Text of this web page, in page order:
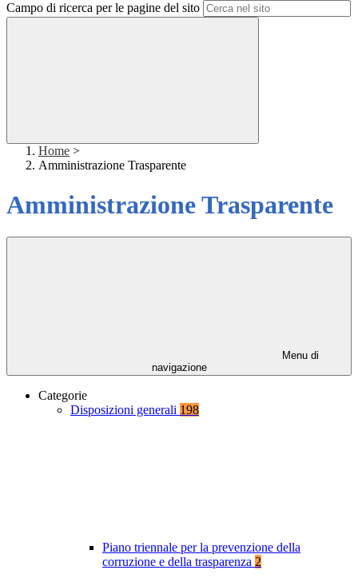
Campo di ricerca per le pagine del sito
Home >
Amministrazione Trasparente
Amministrazione Trasparente
Menu di
navigazione
Categorie
Disposizioni generali 198
Piano triennale per la prevenzione della
corruzione e della trasparenza 2